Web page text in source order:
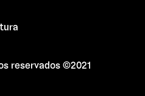
reservados ©2021